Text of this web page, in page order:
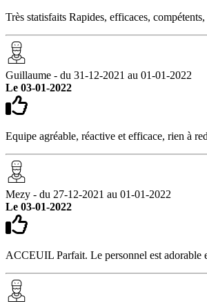
Très statisfaits Rapides, efficaces,
Guillaume - du 31-12-2021 au 01-01-2022
Le 03-01-2022
Equipe agréable, réactive et efficace, rien à
Mezy - du 27-12-2021 au 01-01-2022
Le 03-01-2022
ACCEUIL Parfait. Le personnel est adorable